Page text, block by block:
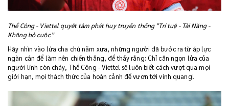
Thể Công - Viettel quyết tâm phát huy truyền thống "Trí tuệ - Tài Năng -
Không bỏ cuộc”
Hãy nhìn vào lứa cha chú năm xưa, những người đã bước ra từ áp lực
ngàn cân để làm nên chiến thắng, để thấy rằng: Chỉ cần ngọn lửa của
người lính còn cháy, Thể Công - Viettel sẽ luôn biết cách vượt qua mọi
giới hạn, mọi thách thức của hoàn cảnh để vươn tới vinh quang!